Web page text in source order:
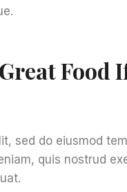
Food
sed do eiusmod
quis nostrud